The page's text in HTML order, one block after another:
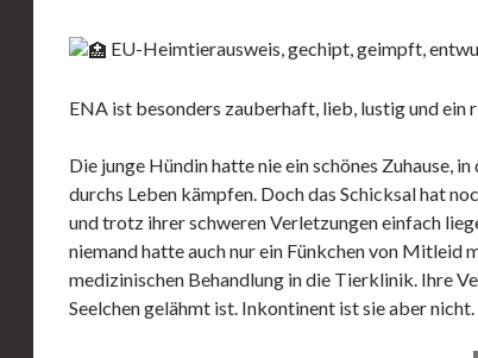
EU-Heimtierausweis, gechipt, geimpft,
ENA ist besonders zauberhaft, lieb, lustig und ein
Die junge Hündin hatte nie ein schönes Zuhause,
durchs Leben kämpfen. Doch das Schicksal hat
und trotz ihrer schweren Verletzungen einfach
niemand hatte auch nur ein Fünkchen von Mitleid
medizinischen Behandlung in die Tierklinik. Ihre
Seelchen gelähmt ist. Inkontinent ist sie aber nicht.